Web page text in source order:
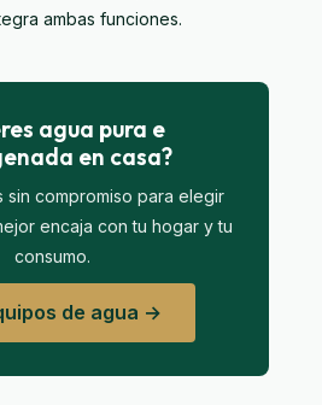
ambas funciones.
agua pura e
en casa?
sin compromiso para elegir
encaja con tu hogar y tu
consumo.
de agua →